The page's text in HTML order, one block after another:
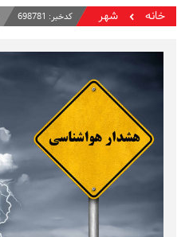
خانه شهر کدخبر: 698781